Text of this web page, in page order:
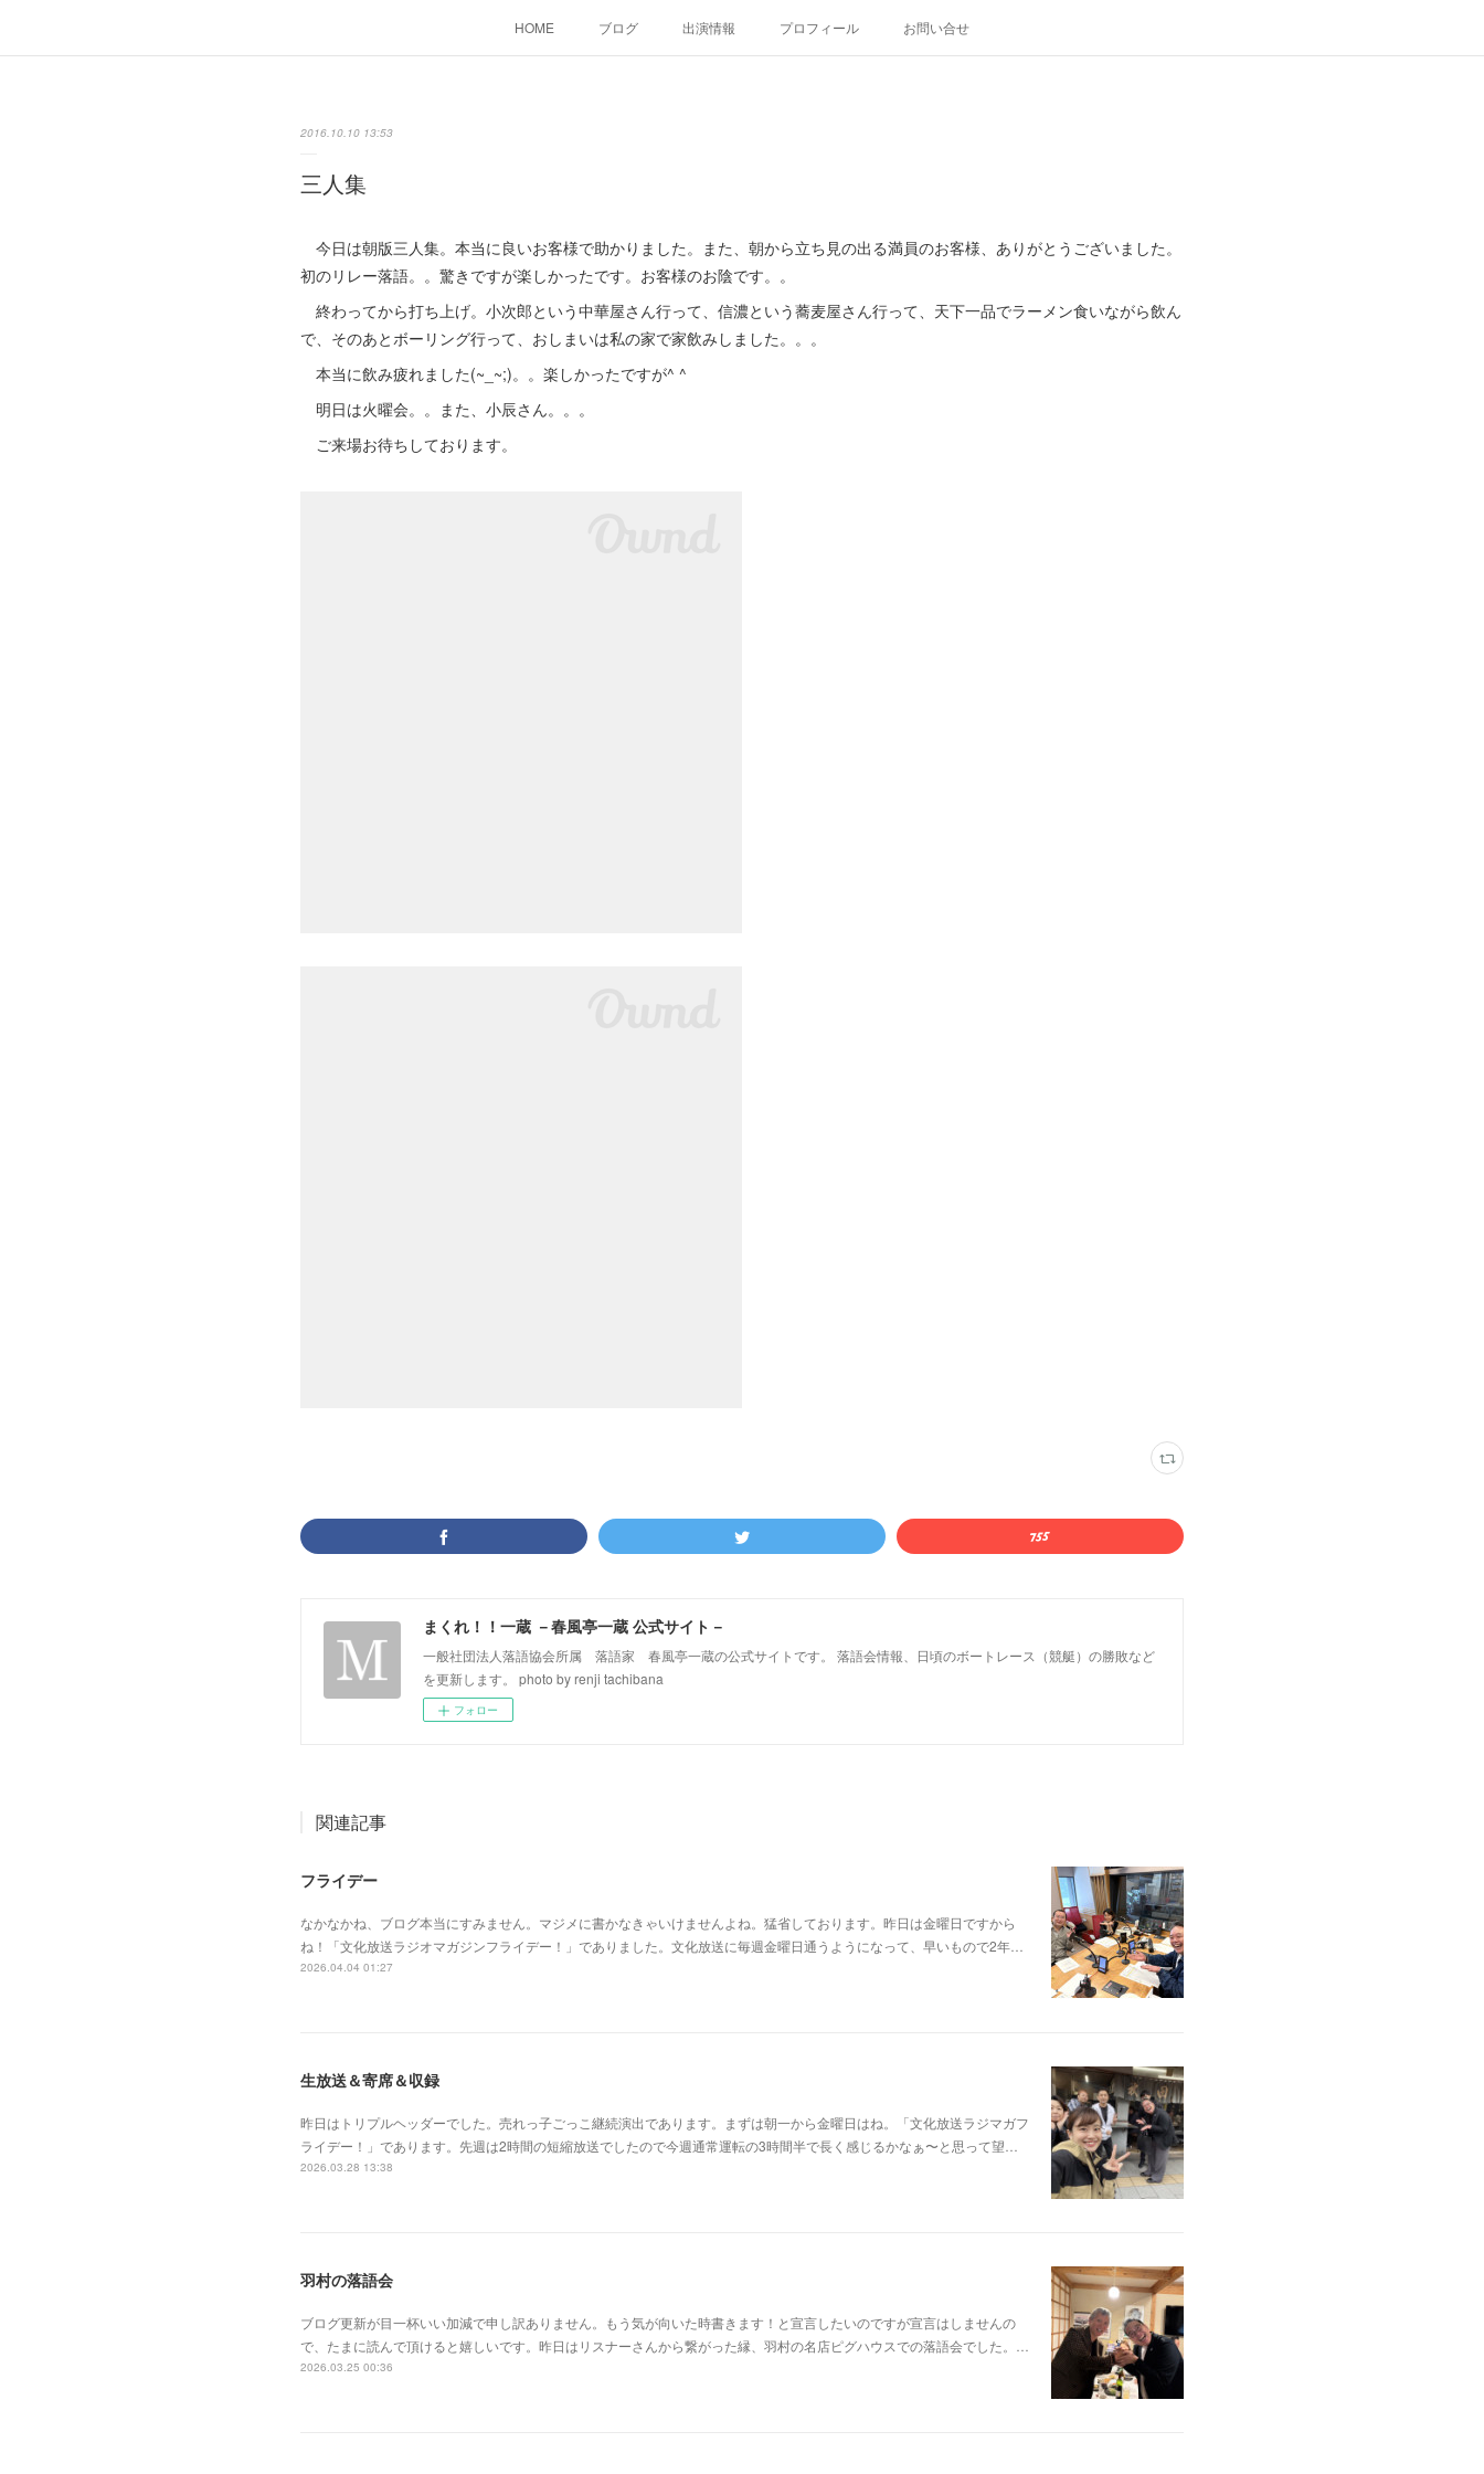
HOME ブログ 出演情報 プロフィール お問い合せ
2016.10.10 13:53
三人集
今日は朝版三人集。本当に良いお客様で助かりました。また、朝から立ち見の出る満員のお客様、ありがとうございました。
初のリレー落語。。驚きですが楽しかったです。お客様のお陰です。。
終わってから打ち上げ。小次郎という中華屋さん行って、信濃という蕎麦屋さん行って、天下一品でラーメン食いながら飲ん
で、そのあとボーリング行って、おしまいは私の家で家飲みしました。。。
本当に飲み疲れました(~_~;)。。楽しかったですが^ ^
明日は火曜会。。また、小辰さん。。。
ご来場お待ちしております。
まくれ！！一蔵 －春風亭一蔵 公式サイト－
一般社団法人落語協会所属 落語家 春風亭一蔵の公式サイトです。 落語会情報、日頃のボートレース（競艇）の勝敗など
を更新します。 photo by renji tachibana
フォロー
関連記事
フライデー
なかなかね、ブログ本当にすみません。マジメに書かなきゃいけませんよね。猛省しております。昨日は金曜日ですから
ね！「文化放送ラジオマガジンフライデー！」でありました。文化放送に毎週金曜日通うようになって、早いもので2年…
2026.04.04 01:27
生放送＆寄席＆収録
昨日はトリプルヘッダーでした。売れっ子ごっこ継続演出であります。まずは朝一から金曜日はね。「文化放送ラジマガフ
ライデー！」であります。先週は2時間の短縮放送でしたので今週通常運転の3時間半で長く感じるかなぁ〜と思って望…
2026.03.28 13:38
羽村の落語会
ブログ更新が目一杯いい加減で申し訳ありません。もう気が向いた時書きます！と宣言したいのですが宣言はしませんの
で、たまに読んで頂けると嬉しいです。昨日はリスナーさんから繋がった縁、羽村の名店ピグハウスでの落語会でした。…
2026.03.25 00:36